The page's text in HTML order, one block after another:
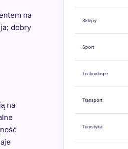
na
dobry
na
Sklepy
Sport
Technologie
Transport
Turystyka